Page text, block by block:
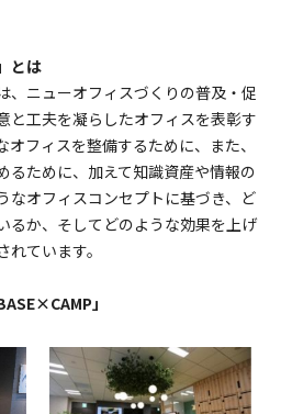
とは
、ニューオフィスづくりの普及・促
と工夫を凝らしたオフィスを表彰す
フィスを整備するために、また、
るために、加えて知識資産や情報の
なオフィスコンセプトに基づき、ど
るか、そしてどのような効果を上げ
ています。
」